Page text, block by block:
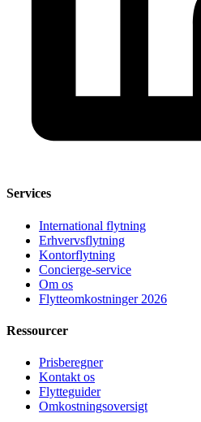
Services
International flytning
Erhvervsflytning
Kontorflytning
Concierge-service
Om os
Flytteomkostninger 2026
Ressourcer
Prisberegner
Kontakt os
Flytteguider
Omkostningsoversigt